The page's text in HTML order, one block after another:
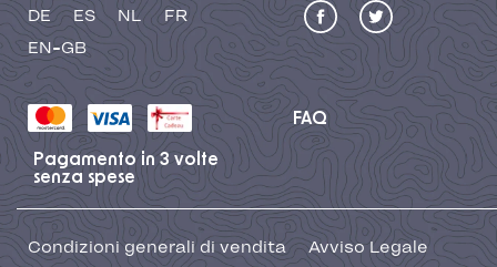
DE ES NL
FR
EN-GB
FAQ
Pagamento in 3 volte
senza spese
Condizioni generali di vendita
Avviso Legale